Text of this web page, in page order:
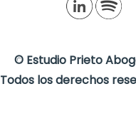
© Estudio Prieto
Todos los derechos